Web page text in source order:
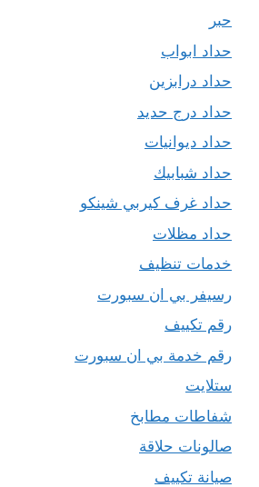
حبر
حداد ابواب
حداد درابزين
حداد درج حديد
حداد ديوانيات
حداد شبابيك
حداد غرف كيربي شينكو
حداد مظلات
خدمات تنظيف
رسيفر بي ان سبورت
رقم تكييف
رقم خدمة بي ان سبورت
ستلايت
شفاطات مطابخ
صالونات حلاقة
صيانة تكييف